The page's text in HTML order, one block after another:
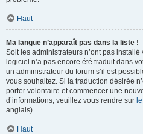
Haut
Ma langue n’apparaît pas dans la liste !
Soit les administrateurs n’ont pas
logiciel n’a pas encore été traduit dans
un administrateur du forum s’il est
vous souhaitez. Si la traduction désirée
porter volontaire et commencer une
d’informations, veuillez vous rendre sur
anglais).
Haut